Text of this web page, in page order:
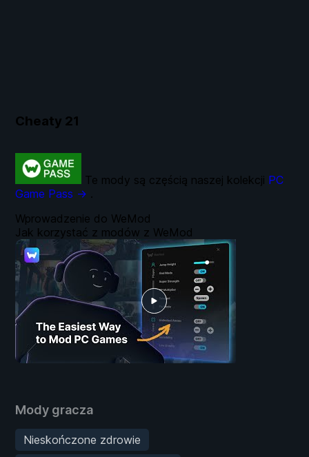
Cheaty 21
Mody gracza
Nieskończone zdrowie
Wprowadzenie do WeMod
Jak korzystać z modów z WeMod
Te mody są częścią naszej kolekcji PC
Game Pass → .